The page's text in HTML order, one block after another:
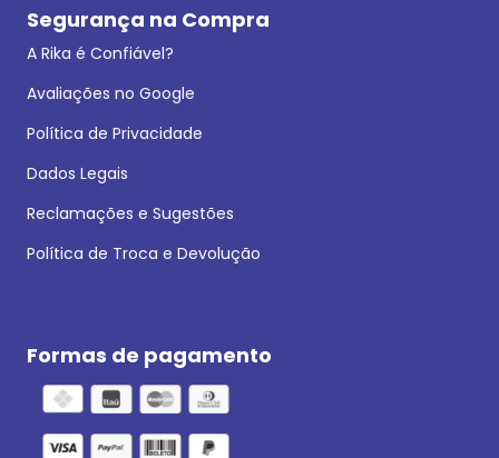
Segurança na Compra
A Rika é Confiável?
Avaliações no Google
Política de Privacidade
Dados Legais
Reclamações e Sugestões
Política de Troca e Devolução
Formas de pagamento